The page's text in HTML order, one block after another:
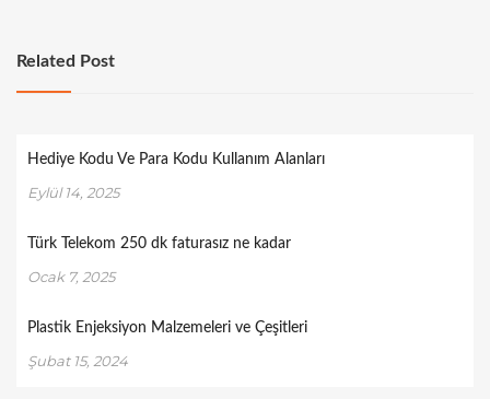
Related Post
Hediye Kodu Ve Para Kodu Kullanım Alanları
Eylül 14, 2025
Türk Telekom 250 dk faturasız ne kadar
Ocak 7, 2025
Plastik Enjeksiyon Malzemeleri ve Çeşitleri
Şubat 15, 2024